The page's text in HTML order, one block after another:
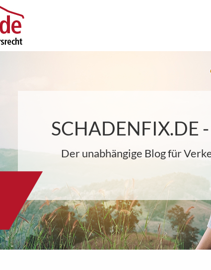
SCHADENFIX.DE
Der unabhängige Blog für